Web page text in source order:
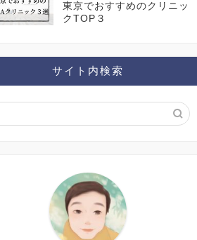
東京でおすすめのクリニッ
クTOP３
サイト内検索